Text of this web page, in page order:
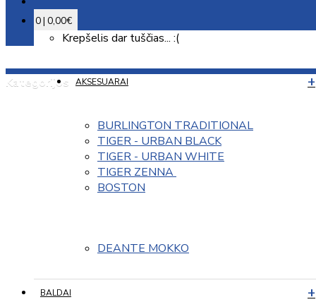
0 | 0,00€
Krepšelis dar tuščias... :(
Kategorijos AKSESUARAI
BURLINGTON TRADITIONAL
TIGER - URBAN BLACK
TIGER - URBAN WHITE
TIGER ZENNA
BOSTON
DEANTE MOKKO
BALDAI